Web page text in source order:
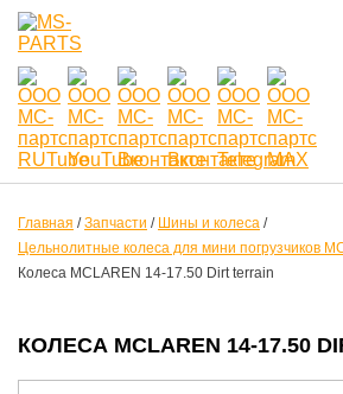
Главная /Запчасти / Шины и колеса /
Цельнолитные колеса для мини погрузчиков
Колеса MCLAREN 14-17.50 Dirt terrain
КОЛЕСА MCLAREN 14-17.50